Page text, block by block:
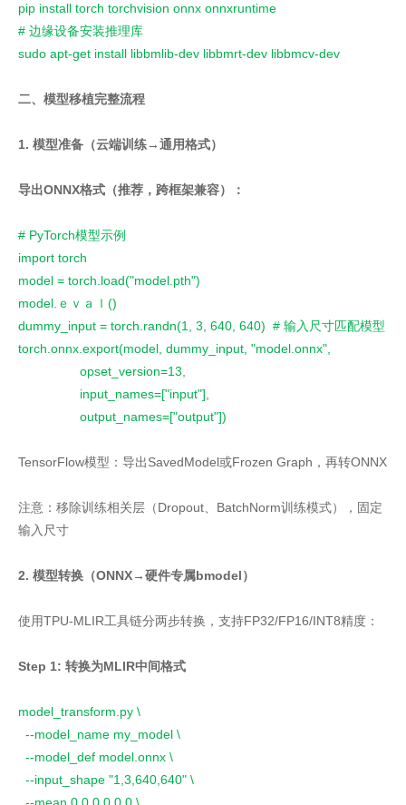
pip install torch torchvision onnx onnxruntime
# 边缘设备安装推理库
sudo apt-get install libbmlib-dev libbmrt-dev libbmcv-dev
二、模型移植完整流程
1. 模型准备（云端训练→通用格式）
导出ONNX格式（推荐，跨框架兼容）：
# PyTorch模型示例
import torch
model = torch.load("model.pth")
model.ｅｖａｌ()
dummy_input = torch.randn(1, 3, 640, 640) # 输入尺寸匹配模型
torch.onnx.export(model, dummy_input, "model.onnx",
opset_version=13,
input_names=["input"],
output_names=["output"])
TensorFlow模型：导出SavedModel或Frozen Graph，再转ONNX
注意：移除训练相关层（Dropout、BatchNorm训练模式），固定
输入尺寸
2. 模型转换（ONNX→硬件专属bmodel）
使用TPU-MLIR工具链分两步转换，支持FP32/FP16/INT8精度：
Step 1: 转换为MLIR中间格式
model_transform.py \
--model_name my_model \
--model_def model.onnx \
--input_shape "1,3,640,640" \